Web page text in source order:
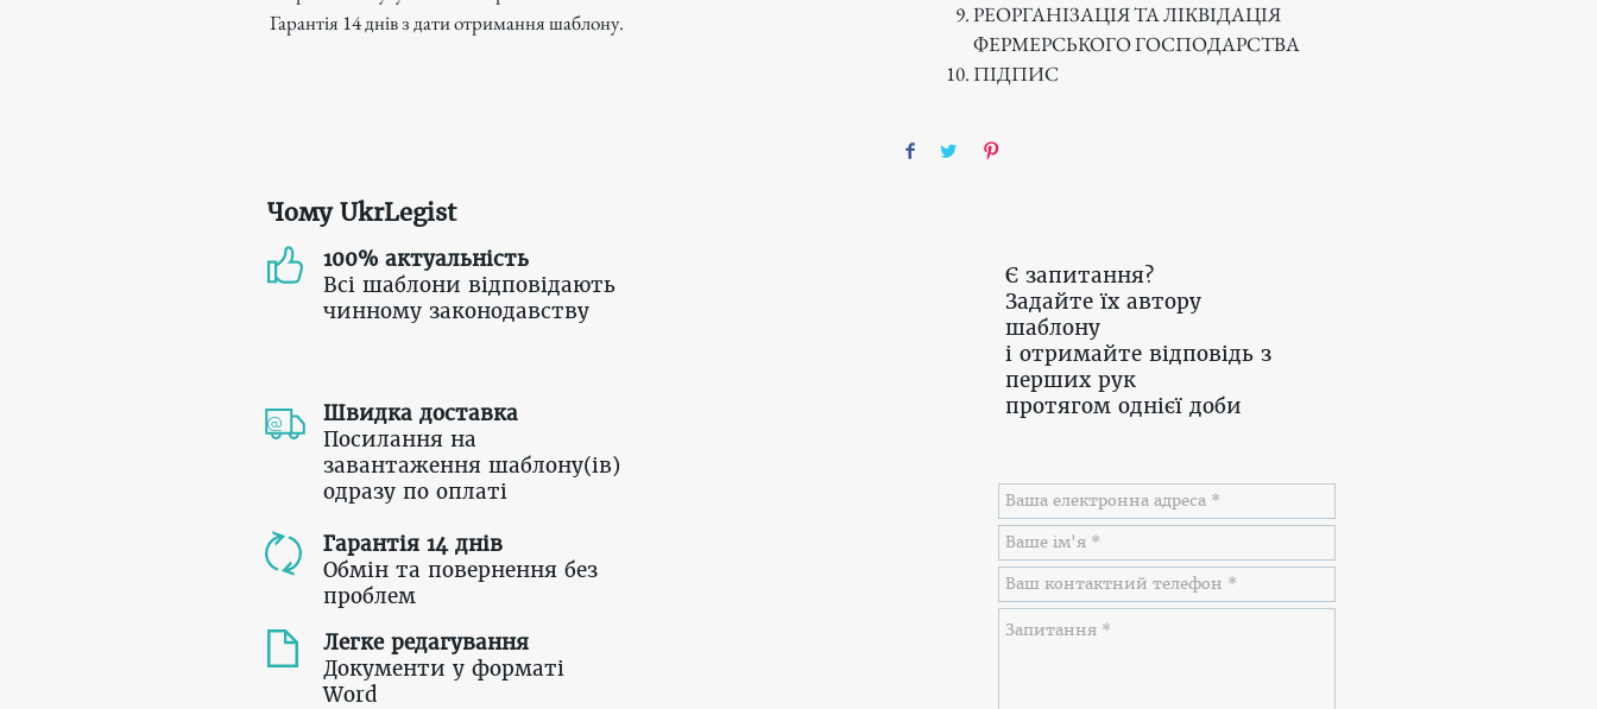
Гарантія 14 днів з дати отримання шаблону.
РЕОРГАНІЗАЦІЯ ТА ЛІКВІДАЦІЯ
ФЕРМЕРСЬКОГО ГОСПОДАРСТВА
ПІДПИС
Чому UkrLegist
100% актуальність
Всі шаблони відповідають
чинному законодавству
Швидка доставка
Посилання на
завантаження шаблону(ів)
одразу по оплаті
Гарантія 14 днів
Обмін та повернення без
проблем
Легке редагування
Документи у форматі
Word
Є запитання?
Задайте їх автору
шаблону
і отримайте відповідь з
перших рук
протягом однієї доби